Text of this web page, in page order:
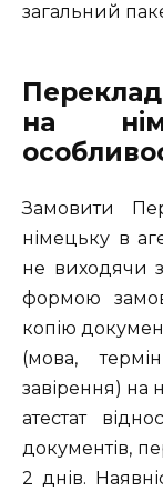
загальний
на
Замовити
німецьку в
не виходячи
формою
копію
(мова,
завірення) на
атестат
документів,
2 днів.